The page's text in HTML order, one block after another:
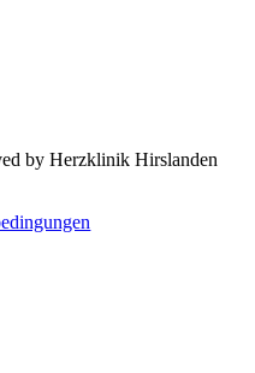
by Herzklinik Hirslanden